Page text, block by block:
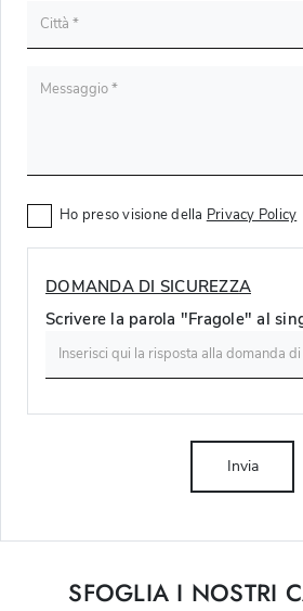
SFOGLIA I NOSTRI
Ho preso visione della Privacy Policy
DOMANDA DI SICUREZZA
Scrivere la parola "Fragole" al
Invia